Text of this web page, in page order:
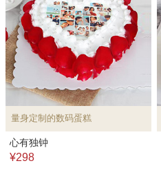
量身定制的数码蛋糕
心有独钟
¥298